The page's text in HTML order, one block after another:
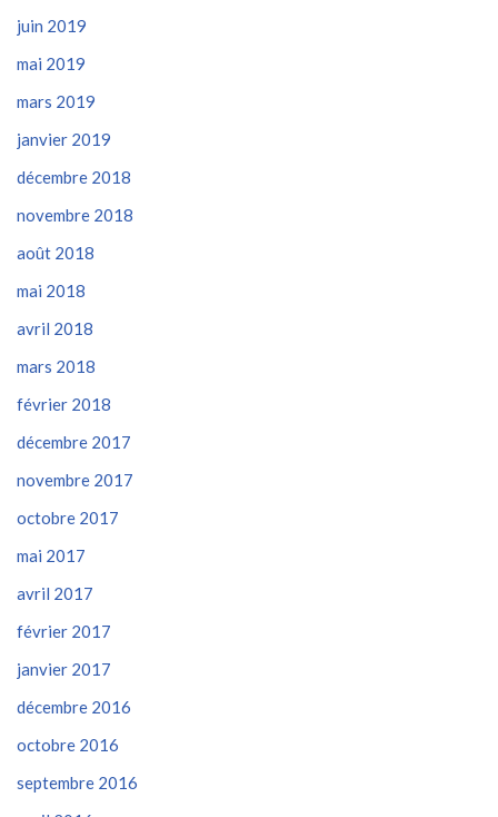
juin 2019
mai 2019
mars 2019
janvier 2019
décembre 2018
novembre 2018
août 2018
mai 2018
avril 2018
mars 2018
février 2018
décembre 2017
novembre 2017
octobre 2017
mai 2017
avril 2017
février 2017
janvier 2017
décembre 2016
octobre 2016
septembre 2016